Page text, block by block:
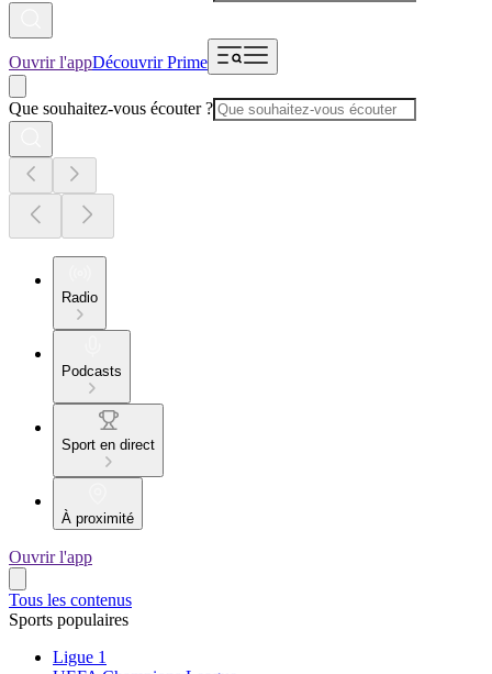
Ouvrir l'appDécouvrir Prime
Que souhaitez-vous écouter ?
Radio
Podcasts
Sport en direct
À proximité
Ouvrir l'app
Tous les contenus
Sports populaires
Ligue 1